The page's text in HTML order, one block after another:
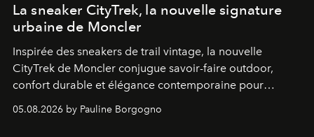
La sneaker CityTrek, la nouvelle signature
urbaine de Moncler
Inspirée des sneakers de trail vintage, la nouvelle
CityTrek de Moncler conjugue savoir-faire outdoor,
confort durable et élégance contemporaine pour
accompagner les explorations du quotidien.
05.08.2026 by Pauline Borgogno